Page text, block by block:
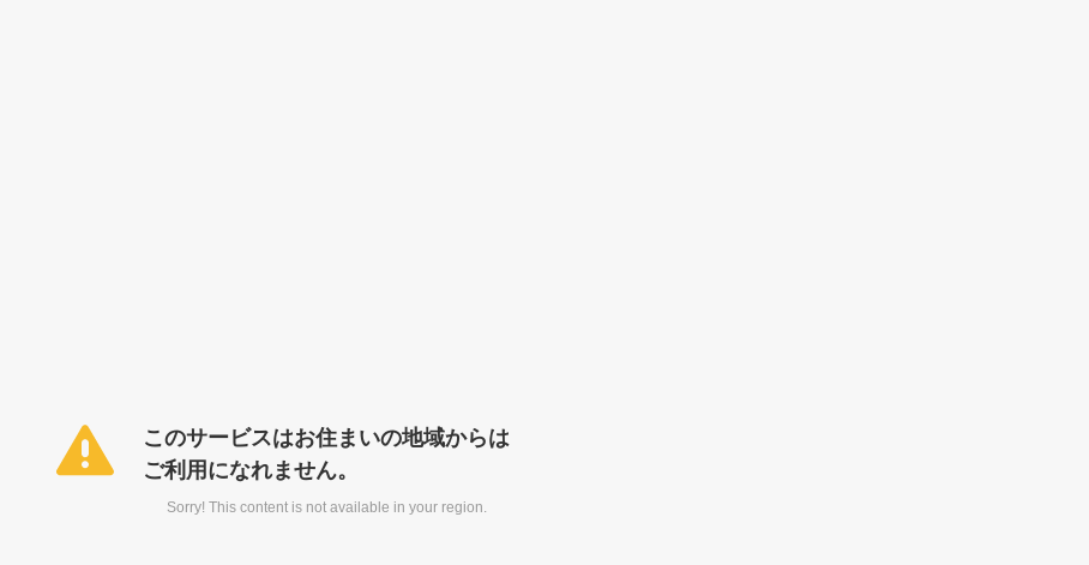
このサービスはお住まいの地域からは
ご利用になれません。
Sorry! This content is not available in your region.